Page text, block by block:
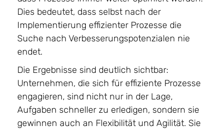
Dies bedeutet, dass selbst nach der
Implementierung effizienter Prozesse die
Suche nach Verbesserungspotenzialen nie
endet.
Die Ergebnisse sind deutlich sichtbar:
Unternehmen, die sich für effiziente Prozesse
engagieren, sind nicht nur in der Lage,
Aufgaben schneller zu erledigen, sondern sie
gewinnen auch an Flexibilität und Agilität. Sie